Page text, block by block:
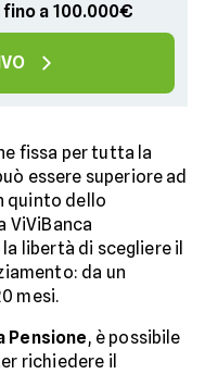
a 100.000€
fissa per tutta la
essere superiore ad
quinto dello
ViViBanca
libertà di scegliere il
da un
mesi.
Pensione, è possibile
richiedere il